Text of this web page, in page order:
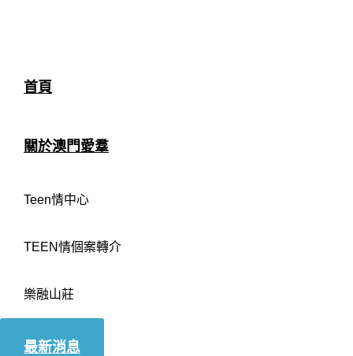
首頁
關於澳門愛羣
Teen情中心
TEEN情個案轉介
樂融山莊
最新消息